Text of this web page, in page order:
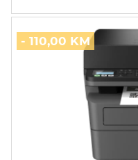
- 110,00 KM